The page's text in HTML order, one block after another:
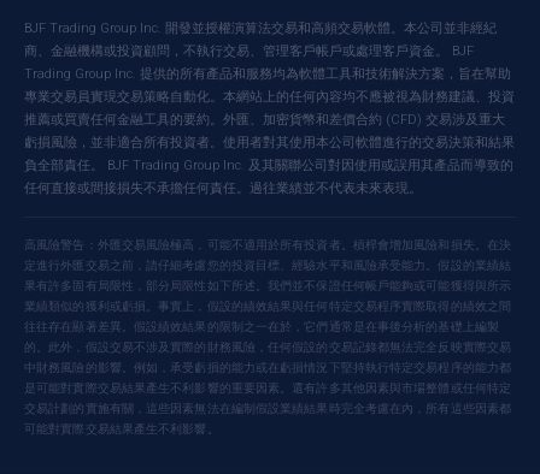
BJF Trading Group Inc. 開發並授權演算法交易和高頻交易軟體。本公司並非經紀
商、金融機構或投資顧問，不執行交易、管理客戶帳戶或處理客戶資金。 BJF
Trading Group Inc. 提供的所有產品和服務均為軟體工具和技術解決方案，旨在幫助
專業交易員實現交易策略自動化。本網站上的任何內容均不應被視為財務建議、投資
推薦或買賣任何金融工具的要約。外匯、加密貨幣和差價合約 (CFD) 交易涉及重大
虧損風險，並非適合所有投資者。使用者對其使用本公司軟體進行的交易決策和結果
負全部責任。 BJF Trading Group Inc. 及其關聯公司對因使用或誤用其產品而導致的
任何直接或間接損失不承擔任何責任。過往業績並不代表未來表現。
高風險警告：外匯交易風險極高，可能不適用於所有投資者。槓桿會增加風險和損失。在決
定進行外匯交易之前，請仔細考慮您的投資目標、經驗水平和風險承受能力。假設的業績結
果有許多固有局限性，部分局限性如下所述。我們並不保證任何帳戶能夠或可能獲得與所示
業績類似的獲利或虧損。事實上，假設的績效結果與任何特定交易程序實際取得的績效之間
往往存在顯著差異。假設績效結果的限制之一在於，它們通常是在事後分析的基礎上編製
的。此外，假設交易不涉及實際的財務風險，任何假設的交易記錄都無法完全反映實際交易
中財務風險的影響。例如，承受虧損的能力或在虧損情況下堅持執行特定交易程序的能力都
是可能對實際交易結果產生不利影響的重要因素。還有許多其他因素與市場整體或任何特定
交易計劃的實施有關，這些因素無法在編制假設業績結果時完全考慮在內，所有這些因素都
可能對實際交易結果產生不利影響。